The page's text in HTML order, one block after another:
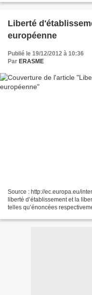
Liberté
européenne
Publié le 19/12/2012 à 10:36
Par ERASME
Source : http://ec.europa.eu/
liberté d’établissement et la
telles qu’énoncées